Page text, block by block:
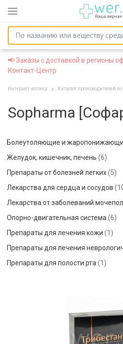
📢 Заказы с доставкой в регионы
Контакт-Центр
Интернет-аптека Каталог производителей
Sopharma
Болеутоляющие и
Желудок, кишечник, печень (6)
Препараты от болезней легких(5)
Лекарства для сердца и сосудов
Лекарства от заболеваний
Опорно-двигательная система (6)
Препараты для лечения кожи (1)
Препараты для лечения
Препараты для полости рта (1)